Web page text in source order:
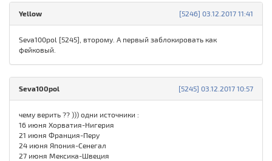
[5246] 03.12.2017 11:41
Yellow
Seva100pol [5245], второму. А первый заблокировать как
фейковый.
[5245] 03.12.2017 10:57
Seva100pol
чему верить ?? ))) одни источники :
16 июня Хорватия-Нигерия
21 июня Франция-Перу
24 июня Япония-Сенегал
27 июня Мексика-Швеция